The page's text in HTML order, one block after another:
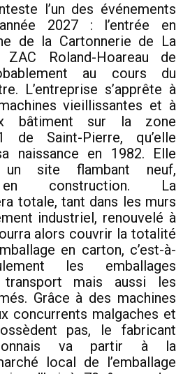
l’un des événements
2027 : l’entrée en
de la Cartonnerie de La
Roland-Hoareau de
au cours du
L’entreprise s’apprête à
vieillissantes et à
bâtiment sur la zone
de Saint-Pierre, qu’elle
naissance en 1982. Elle
un site flambant neuf,
en construction. La
totale, tant dans les murs
industriel, renouvelé à
alors couvrir la totalité
en carton, c’est-à-
les emballages
transport mais aussi les
Grâce à des machines
concurrents malgaches et
pas, le fabricant
va partir à la
local de l’emballage